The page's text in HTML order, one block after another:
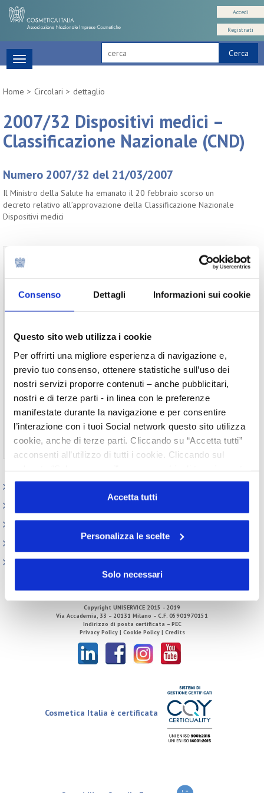
Consenso Dettagli Informazioni sui cookie
Questo sito web utilizza i cookie
Per offrirti una migliore esperienza di navigazione e,
previo tuo consenso, ottenere statistiche sull’uso dei
nostri servizi proporre contenuti – anche pubblicitari,
nostri e di terze parti - in linea con le preferenze
manifestate durante la navigazione e per consentire
l’interazione con i tuoi Social network questo sito utilizza
cookie, anche di terze parti. Cliccando su “Accetta tutti”
acconsenti all’utilizzo di tutti i cookie. Cliccando sul
o profilazione viene utilizzato. Cliccando su
“Personalizza le scelte” è possibile esprimere la propria
volontà in relazione a ciascuna categoria di cookie del
Accetta tutti
Personalizza le scelte
Solo necessari
Cerca
Accedi
Registrati
Toggle
navigation
Home
Circolari dettaglio
2007/32 Dispositivi medici –
Classificazione Nazionale (CND)
Numero 2007/32 del 21/03/2007
Il Ministro della Salute ha emanato il 20 febbraio scorso un
decreto relativo all’approvazione della Classificazione Nazionale
Dispositivi medici
documento, devi essere un utente registrato
del sito.
Username
Password
Ricordami
Non ti sei ancora registrato?Registrati
Centro Studi
Tecnico Regolatorio
Copyright UNISERVICE 2015 - 2019
Via Accademia, 33 – 20131 Milano – C.F. 05901970151
Indirizzo di posta certificata – PEC
Privacy Policy | Cookie Policy | Credits
Cosmetica Italia è certificata